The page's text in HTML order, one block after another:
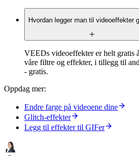
Hvordan legger man til videoeffekter
VEEDs videoeffekter er helt gratis
våre filtre og effekter, i tillegg til
- gratis.
Oppdag mer:
Endre farge på videoene dine
Glitch-effekter
Legg til effekter til GIFer